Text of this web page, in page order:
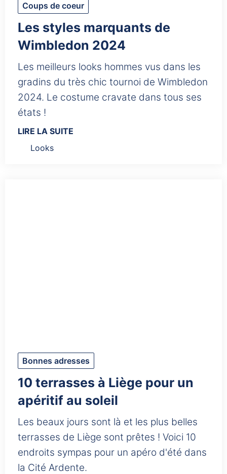
Coups de coeur
Les styles marquants de
Wimbledon 2024
Les meilleurs looks hommes vus dans les
gradins du très chic tournoi de Wimbledon
2024. Le costume cravate dans tous ses
états !
LIRE LA SUITE
Looks
Bonnes adresses
10 terrasses à Liège pour un
apéritif au soleil
Les beaux jours sont là et les plus belles
terrasses de Liège sont prêtes ! Voici 10
endroits sympas pour un apéro d'été dans
la Cité Ardente.